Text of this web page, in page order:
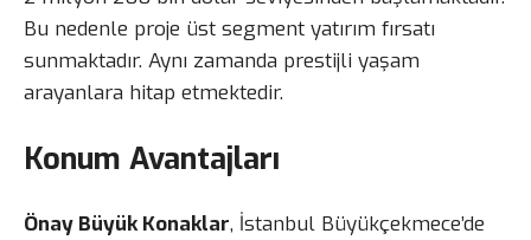
Bu nedenle proje üst segment yatırım fırsatı
sunmaktadır. Aynı zamanda prestijli yaşam
arayanlara hitap etmektedir.
Konum Avantajları
Önay Büyük Konaklar, İstanbul Büyükçekmece’de